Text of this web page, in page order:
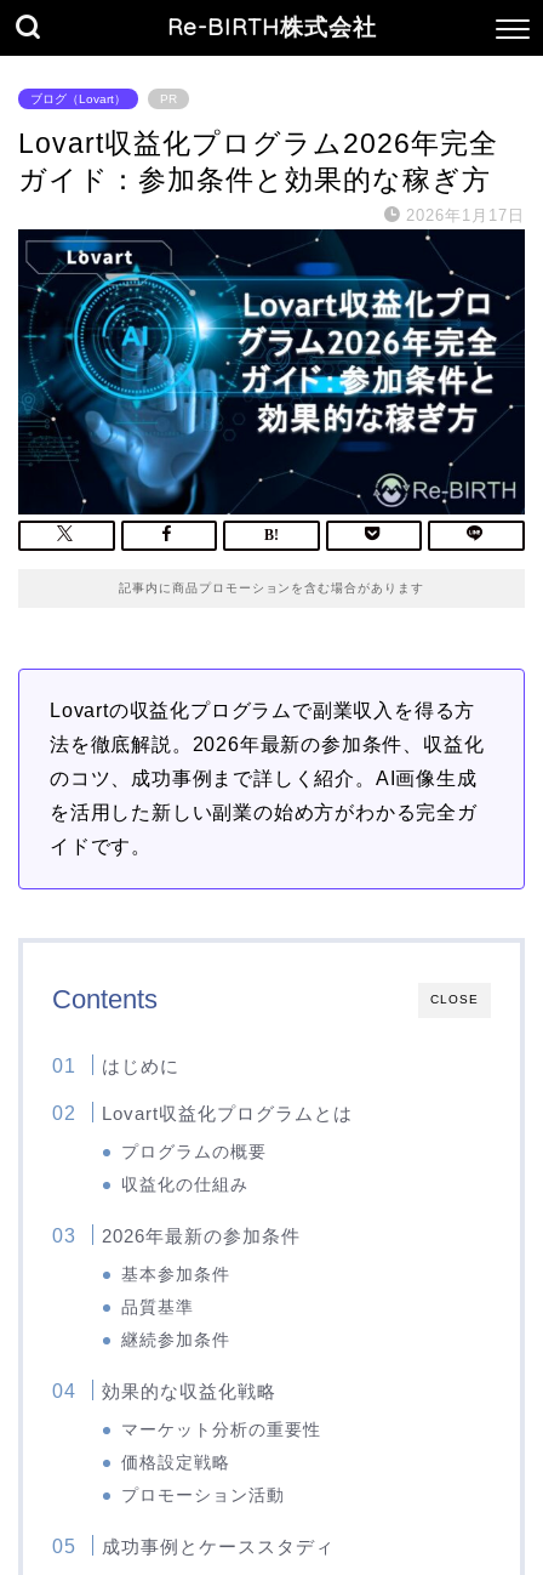
Re-BIRTH株式会社
ブログ（Lovart） PR
Lovart収益化プログラム2026年完全
ガイド：参加条件と効果的な稼ぎ方
2026年1月17日
記事内に商品プロモーションを含む場合があります
Lovartの収益化プログラムで副業収入を得る方
法を徹底解説。2026年最新の参加条件、収益化
のコツ、成功事例まで詳しく紹介。AI画像生成
を活用した新しい副業の始め方がわかる完全ガ
イドです。
CLOSE
Contents
はじめに
Lovart収益化プログラムとは
プログラムの概要
収益化の仕組み
2026年最新の参加条件
基本参加条件
品質基準
継続参加条件
効果的な収益化戦略
マーケット分析の重要性
価格設定戦略
プロモーション活動
成功事例とケーススタディ